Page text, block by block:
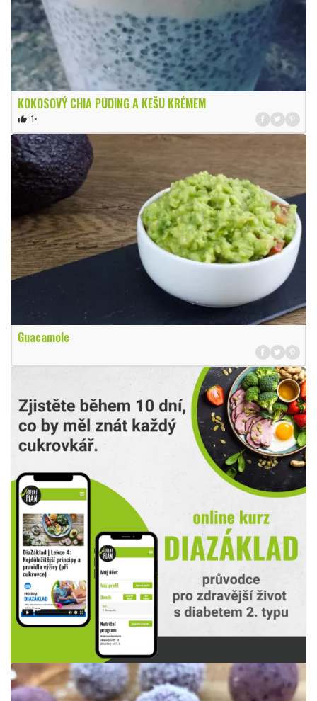
KOKOSOVÝ CHIA PUDING A KEŠU KRÉMEM
thumb_up 1×
Guacamole